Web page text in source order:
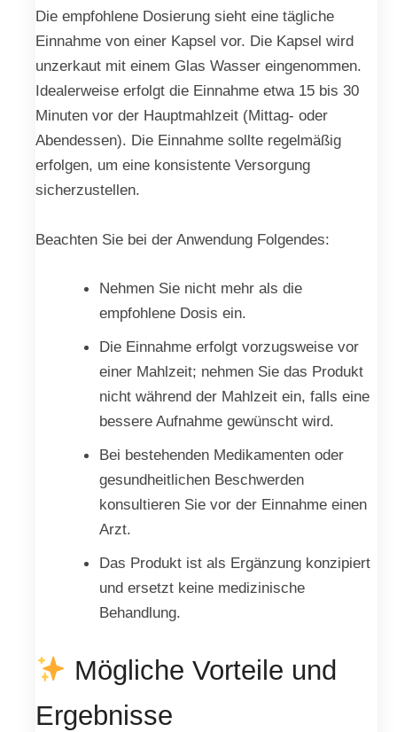
Die empfohlene Dosierung sieht eine tägliche
Einnahme von einer Kapsel vor. Die Kapsel wird
unzerkaut mit einem Glas Wasser eingenommen.
Idealerweise erfolgt die Einnahme etwa 15 bis 30
Minuten vor der Hauptmahlzeit (Mittag- oder
Abendessen). Die Einnahme sollte regelmäßig
erfolgen, um eine konsistente Versorgung
sicherzustellen.
Beachten Sie bei der Anwendung Folgendes:
Nehmen Sie nicht mehr als die
empfohlene Dosis ein.
Die Einnahme erfolgt vorzugsweise vor
einer Mahlzeit; nehmen Sie das Produkt
nicht während der Mahlzeit ein, falls eine
bessere Aufnahme gewünscht wird.
Bei bestehenden Medikamenten oder
gesundheitlichen Beschwerden
konsultieren Sie vor der Einnahme einen
Arzt.
Das Produkt ist als Ergänzung konzipiert
und ersetzt keine medizinische
Behandlung.
Mögliche Vorteile und
Ergebnisse